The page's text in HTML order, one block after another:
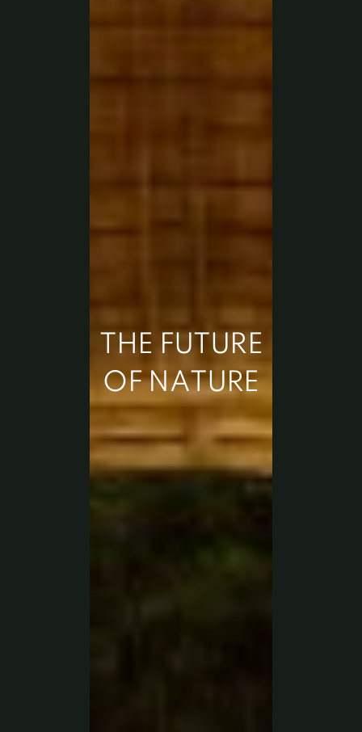
THE FUTURE
OFNATURE